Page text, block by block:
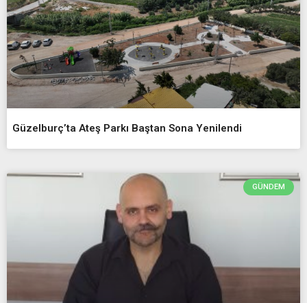
Güzelburç’ta Ateş Parkı Baştan Sona Yenilendi
GÜNDEM